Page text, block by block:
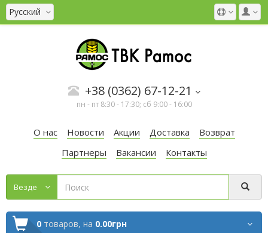
Русский
+38 (0362) 67-12-21
пн - пт 8:30 - 17:30; сб 9:00 - 16:00
О нас Новости Акции Доставка
Возврат
Партнеры
Вакансии Контакты
Везде
0 товаров, на 0.00грн